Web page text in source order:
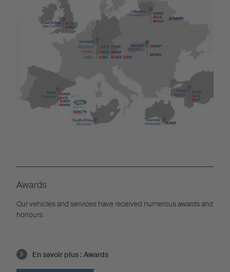
Awards
Our vehicles and services have received numerous awards and
honours.
En savoir plus : Awards